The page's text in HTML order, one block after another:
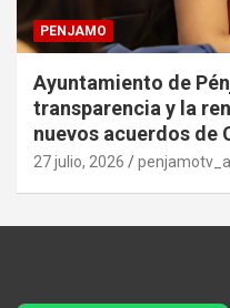
PENJAMO
Ayuntamiento de
transparencia y la
nuevos acuerdos de
27 julio, 2026